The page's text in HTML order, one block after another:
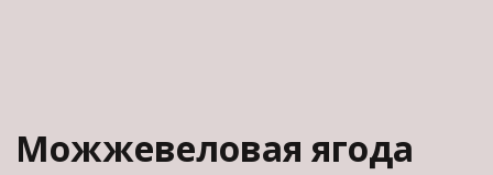
Можжевеловая ягода